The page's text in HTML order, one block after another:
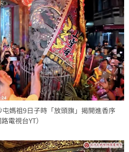
媽祖9日子時「放頭旗」揭開進香序
電視台YT）